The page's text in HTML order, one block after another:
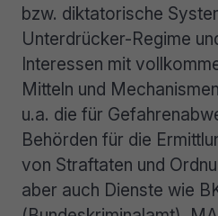
bzw. diktatorische
Unterdrücker-Regime
Interessen mit
Mitteln und
u.a. die für
Behörden für die
von Straftaten und
aber auch Dienste wie